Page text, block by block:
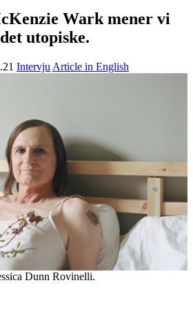
Wark mener vi
utopiske.
Intervju Article in English
Dunn Rovinelli.